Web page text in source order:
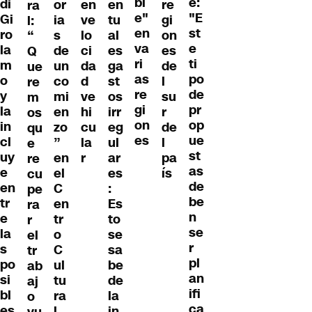
di
Gi
ro
la
m
o
y
la
in
cl
uy
e
en
tr
e
la
s
po
si
bl
ra
l:
“
Q
ue
re
m
os
qu
e
re
cu
pe
ra
r
el
tr
ab
aj
o
or
ia
s
de
un
co
mi
en
zo
”
en
el
C
en
tr
o
C
ul
tu
ra
en
ve
lo
ci
da
d
ve
hi
cu
la
r
en
tu
al
es
ga
st
os
irr
eg
ul
ar
es
:
Es
to
se
sa
be
de
la
e"
en
va
ri
as
re
gi
on
es
re
gi
on
es
de
l
su
r
de
l
pa
ís
"E
st
e
ti
po
de
pr
op
ue
st
as
de
be
n
se
r
pl
an
ifi